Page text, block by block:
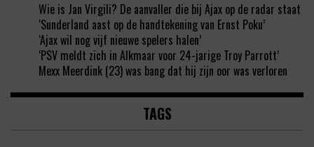
Wie is Jan Virgili? De aanvaller die bij Ajax op de radar staat
‘Sunderland aast op de handtekening van Ernst Poku’
‘Ajax wil nog vijf nieuwe spelers halen’
‘PSV meldt zich in Alkmaar voor 24-jarige Troy Parrott’
Mexx Meerdink (23) was bang dat hij zijn oor was verloren
TAGS